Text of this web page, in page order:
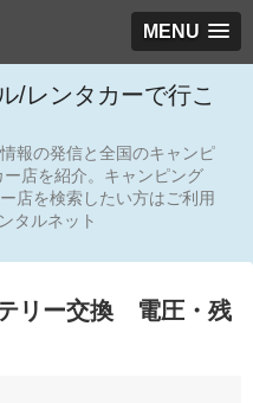
MENU
/レンタカーで行こ
報の発信と全国のキャンピ
店を紹介。キャンピング
店を検索したい方はご利用
タルネット
リー交換 電圧・残